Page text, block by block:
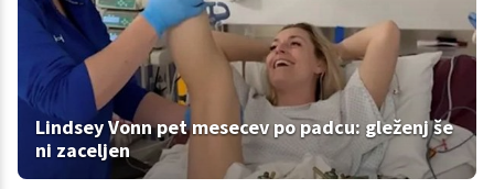
Lindsey Vonn pet mesecev po padcu: gleženj še
ni zaceljen